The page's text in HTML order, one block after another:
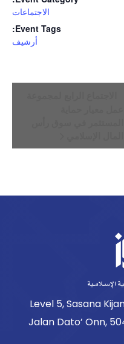
الاجتماعات
Event Tags:
أرشيف
Level 5, Sasana
Jalan Dato’ Onn,